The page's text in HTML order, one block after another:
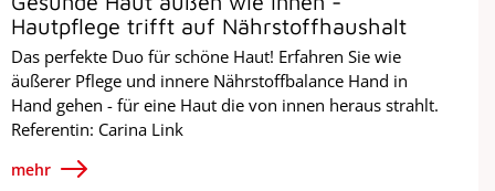
Hautpflege trifft auf Nährstoffhaushalt
Das perfekte Duo für schöne Haut! Erfahren Sie wie
äußerer Pflege und innere Nährstoffbalance Hand in
Hand gehen - für eine Haut die von innen heraus strahlt.
Referentin: Carina Link
mehr